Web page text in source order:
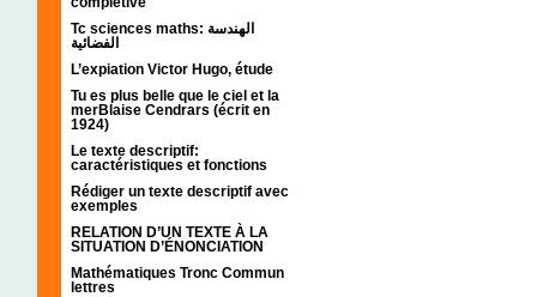
Tc sciences maths: الهندسة
الفضائية
L’expiation Victor Hugo, étude
Tu es plus belle que le ciel et la
merBlaise Cendrars (écrit en
1924)
Le texte descriptif:
caractéristiques et fonctions
Rédiger un texte descriptif avec
exemples
RELATION D’UN TEXTE À LA
SITUATION D’ÉNONCIATION
Mathématiques Tronc Commun
lettres